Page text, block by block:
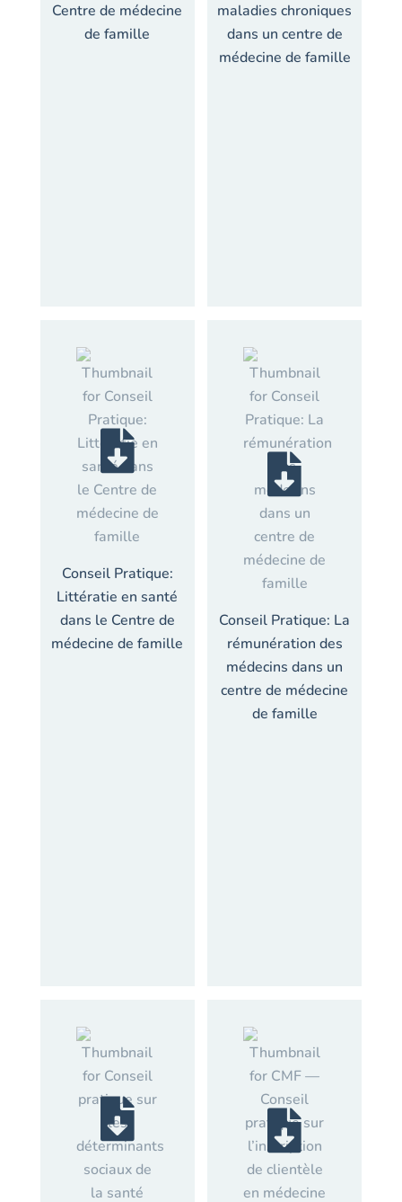
Centre de médecine
de famille
maladies chroniques
dans un centre de
médecine de famille
Conseil Pratique:
Littératie en santé
dans le Centre de
médecine de famille
Conseil Pratique: La
rémunération des
médecins dans un
centre de médecine
de famille